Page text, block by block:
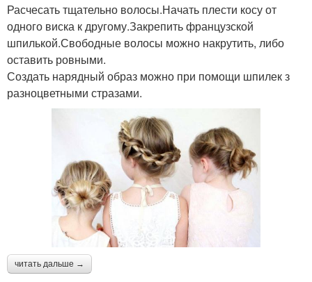
Расчесать тщательно волосы.Начать плести косу от
одного виска к другому.Закрепить французской
шпилькой.Свободные волосы можно накрутить, либо
оставить ровными.
Создать нарядный образ можно при помощи шпилек з
разноцветными стразами.
читать дальше →